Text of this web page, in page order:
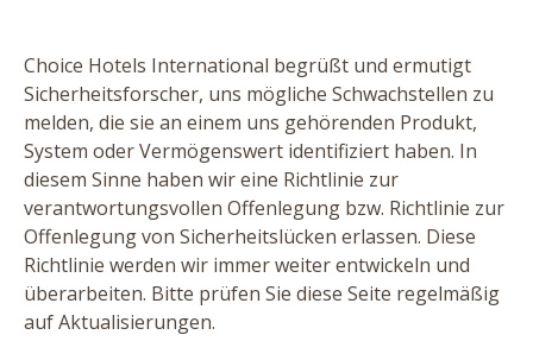
Choice Hotels International begrüßt und ermutigt
Sicherheitsforscher, uns mögliche Schwachstellen zu
melden, die sie an einem uns gehörenden Produkt,
System oder Vermögenswert identifiziert haben. In
diesem Sinne haben wir eine Richtlinie zur
verantwortungsvollen Offenlegung bzw. Richtlinie zur
Offenlegung von Sicherheitslücken erlassen. Diese
Richtlinie werden wir immer weiter entwickeln und
überarbeiten. Bitte prüfen Sie diese Seite regelmäßig
auf Aktualisierungen.